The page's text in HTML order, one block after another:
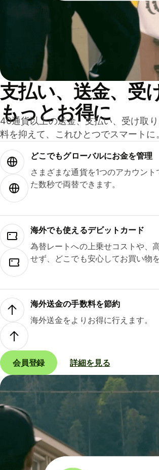
支払い、送金、受
もっとお得に
40通貨以上の送金、支払い、受け取
料を抑えて、これひとつでスマートに
どこでもグ⁠ロ⁠ー⁠バ⁠ルにお金を管理
さまざまな通貨を1つのアカウン
た数秒で両替できます。
海外でも使えるデビットカード
為替レートへの上乗せコストや、
せず、どこでも安心してお買い物
海外送金の手数料を節約
海外送金をよりお得に行えます。
会員登録 詳細を見る